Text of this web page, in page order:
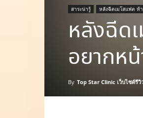
สาระน่ารู้ หลังฉีดเมโสแฟต ห้
หลังฉีด
อยากหน้
By Top Star Clinic เว็บไซต์รี